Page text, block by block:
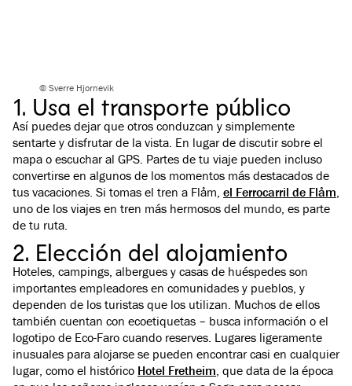
© Sverre Hjornevik
1. Usa el transporte público
Así puedes dejar que otros conduzcan y simplemente
sentarte y disfrutar de la vista. En lugar de discutir sobre el
mapa o escuchar al GPS. Partes de tu viaje pueden incluso
convertirse en algunos de los momentos más destacados de
tus vacaciones. Si tomas el tren a Flåm, el Ferrocarril de Flåm,
uno de los viajes en tren más hermosos del mundo, es parte
de tu ruta.
2. Elección del alojamiento
Hoteles, campings, albergues y casas de huéspedes son
importantes empleadores en comunidades y pueblos, y
dependen de los turistas que los utilizan. Muchos de ellos
también cuentan con ecoetiquetas – busca información o el
logotipo de Eco-Faro cuando reserves. Lugares ligeramente
inusuales para alojarse se pueden encontrar casi en cualquier
lugar, como el histórico Hotel Fretheim, que data de la época